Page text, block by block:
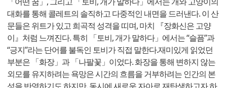
대화를 통해 콜레트의 솔직하고 다중적인 내면을 드러낸다. 이 산
문들은 위트가 있고 희곡적 성격을 띠며, 마치 『장화신은 고양
이』처럼 느껴진다. 특히 「토비, 개가 말하다」에서는 “슬픔”과
“긍지”라는 단어를 불독인 토비가 직접 말한다.재미있게 읽었던
부분은 「화장」과 「나팔꽃」이었다. 화장을 통해 변하지 않는
외모를 유지하려는 욕망은 시간의 흐름을 거부하려는 인간의 본